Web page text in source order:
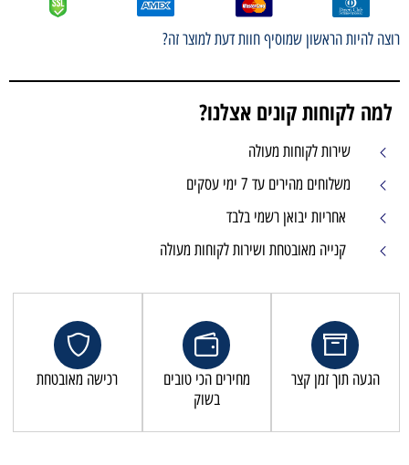
רוצה להיות הראשון שמוסיף חוות דעת למוצר זה?
למה לקוחות קונים אצלנו?
שירות לקוחות מעולה
משלוחים מהירים עד 7 ימי עסקים
אחריות יבואן רשמי בלבד
קנייה מאובטחת ושירות לקוחות מעולה
הגעה תוך זמן קצר
מחירים הכי טובים
בשוק
רכישה מאובטחת